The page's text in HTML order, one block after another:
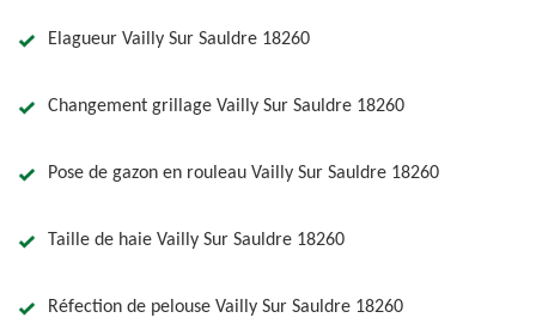
Elagueur Vailly Sur Sauldre 18260
Changement grillage Vailly Sur Sauldre 18260
Pose de gazon en rouleau Vailly Sur Sauldre 18260
Taille de haie Vailly Sur Sauldre 18260
Réfection de pelouse Vailly Sur Sauldre 18260